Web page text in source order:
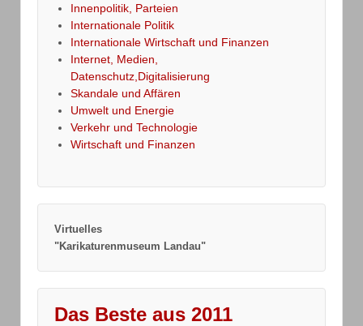
Innenpolitik, Parteien
Internationale Politik
Internationale Wirtschaft und Finanzen
Internet, Medien,
Datenschutz,Digitalisierung
Skandale und Affären
Umwelt und Energie
Verkehr und Technologie
Wirtschaft und Finanzen
Virtuelles
"Karikaturenmuseum Landau"
Das Beste aus 2011